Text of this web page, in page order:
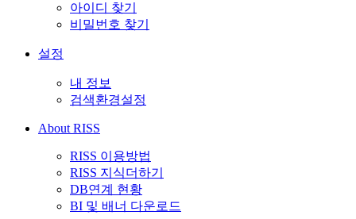
아이디 찾기
비밀번호 찾기
설정
내 정보
검색환경설정
About RISS
RISS 이용방법
RISS 지식더하기
DB연계 현황
BI 및 배너 다운로드